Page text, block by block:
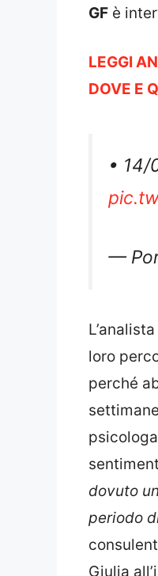
GF è
LEGGI
DOVE E
• 14/
—
loro
perché
dovuto
periodo
Giulia